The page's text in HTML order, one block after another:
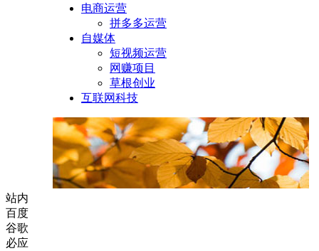
电商运营
拼多多运营
自媒体
短视频运营
网赚项目
草根创业
互联网科技
站内
百度
谷歌
必应